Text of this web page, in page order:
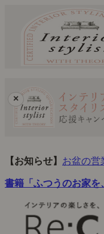
×
【お知らせ】 お盆の営
書籍「ふつうのお家を